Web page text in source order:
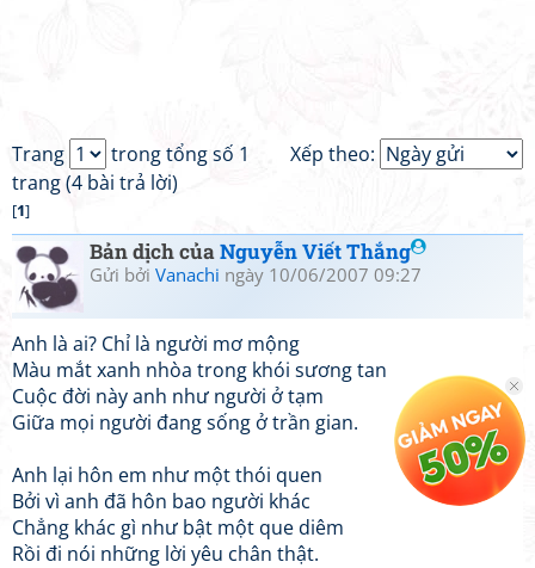
Xếp theo:
Trang
trong tổng số 1
trang (4 bài trả lời)
[1]
Bản dịch củaNguyễn Viết Thắng
Gửi bởi Vanachi ngày 10/06/2007 09:27
Anh là ai? Chỉ là người mơ mộng
Màu mắt xanh nhòa trong khói sương tan
Cuộc đời này anh như người ở tạm
Giữa mọi người đang sống ở trần gian.
Anh lại hôn em như một thói quen
Bởi vì anh đã hôn bao người khác
Chẳng khác gì như bật một que diêm
Rồi đi nói những lời yêu chân thật.